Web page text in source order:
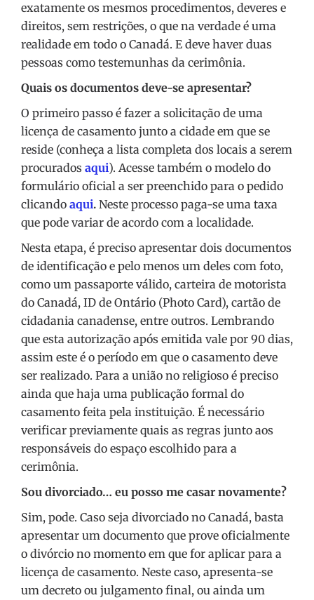
exatamente os mesmos procedimentos, deveres e
direitos, sem restrições, o que na verdade é uma
realidade em todo o Canadá. E deve haver duas
pessoas como testemunhas da cerimônia.
Quais os documentos deve-se apresentar?
O primeiro passo é fazer a solicitação de uma
licença de casamento junto a cidade em que se
reside (conheça a lista completa dos locais a serem
procurados aqui). Acesse também o modelo do
formulário oficial a ser preenchido para o pedido
clicando aqui. Neste processo paga-se uma taxa
que pode variar de acordo com a localidade.
Nesta etapa, é preciso apresentar dois documentos
de identificação e pelo menos um deles com foto,
como um passaporte válido, carteira de motorista
do Canadá, ID de Ontário (Photo Card), cartão de
cidadania canadense, entre outros. Lembrando
que esta autorização após emitida vale por 90 dias,
assim este é o período em que o casamento deve
ser realizado. Para a união no religioso é preciso
ainda que haja uma publicação formal do
casamento feita pela instituição. É necessário
verificar previamente quais as regras junto aos
responsáveis do espaço escolhido para a
cerimônia.
Sou divorciado… eu posso me casar novamente?
Sim, pode. Caso seja divorciado no Canadá, basta
apresentar um documento que prove oficialmente
o divórcio no momento em que for aplicar para a
licença de casamento. Neste caso, apresenta-se
um decreto ou julgamento final, ou ainda um